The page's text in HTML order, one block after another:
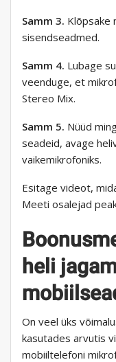
Samm 3. Klõpsake
sisendseadmed.
Samm 4. Lubage
veenduge, et
Stereo Mix.
Samm 5. Nüüd
seadeid, avage
vaikemikrofoniks.
Esitage videot,
Meeti osalejad
heli
On veel üks
kasutades arvutis
mobiiltelefoni